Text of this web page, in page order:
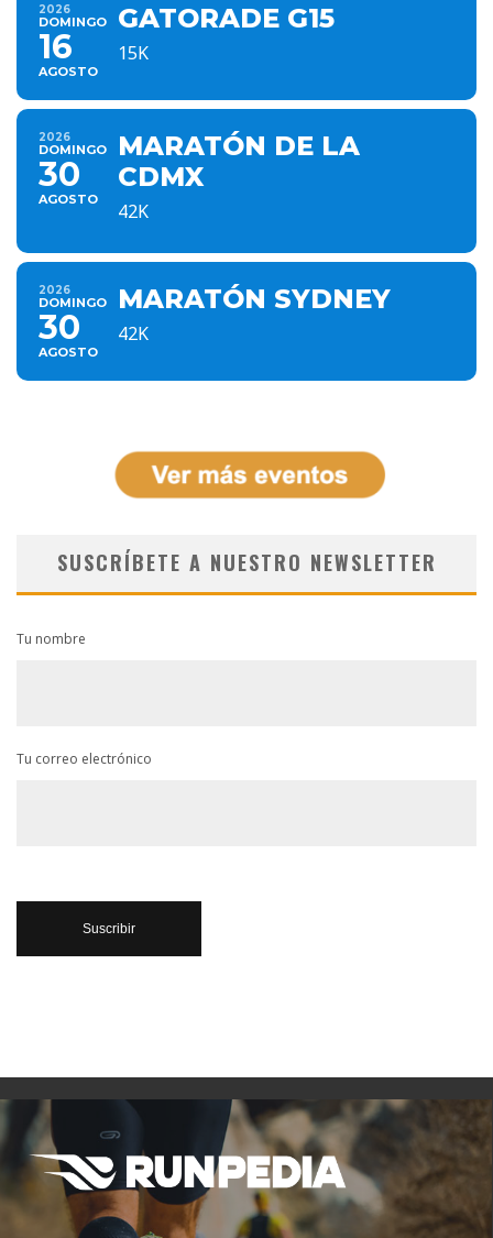
2026
DOMINGO
16
AGOSTO
GATORADE G15
15K
2026
DOMINGO
30
AGOSTO
MARATÓN DE LA
CDMX
42K
2026
DOMINGO
30
AGOSTO
MARATÓN SYDNEY
42K
SUSCRÍBETE A NUESTRO NEWSLETTER
Tu nombre
Tu correo electrónico